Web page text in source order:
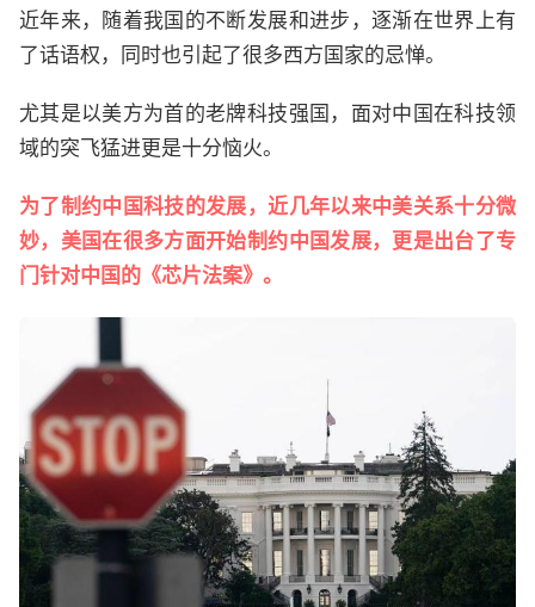
近年来，随着我国的不断发展和进步，逐渐在世界上有
了话语权，同时也引起了很多西方国家的忌惮。
尤其是以美方为首的老牌科技强国，面对中国在科技领
域的突飞猛进更是十分恼火。
为了制约中国科技的发展，近几年以来中美关系十分微
妙，美国在很多方面开始制约中国发展，更是出台了专
门针对中国的《芯片法案》。